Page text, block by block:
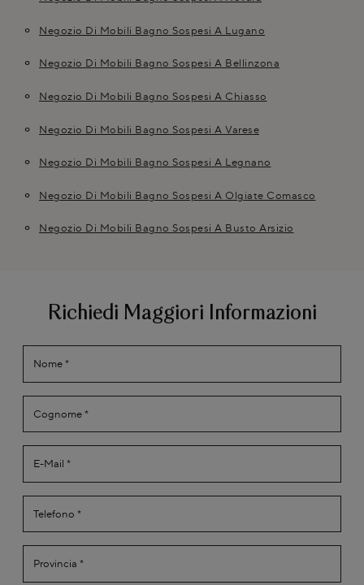
Negozio Di Mobili Bagno Sospesi A Lugano
Negozio Di Mobili Bagno Sospesi A Bellinzona
Negozio Di Mobili Bagno Sospesi A Chiasso
Negozio Di Mobili Bagno Sospesi A Varese
Negozio Di Mobili Bagno Sospesi A Legnano
Negozio Di Mobili Bagno Sospesi A Olgiate Comasco
Negozio Di Mobili Bagno Sospesi A Busto Arsizio
Richiedi Maggiori Informazioni